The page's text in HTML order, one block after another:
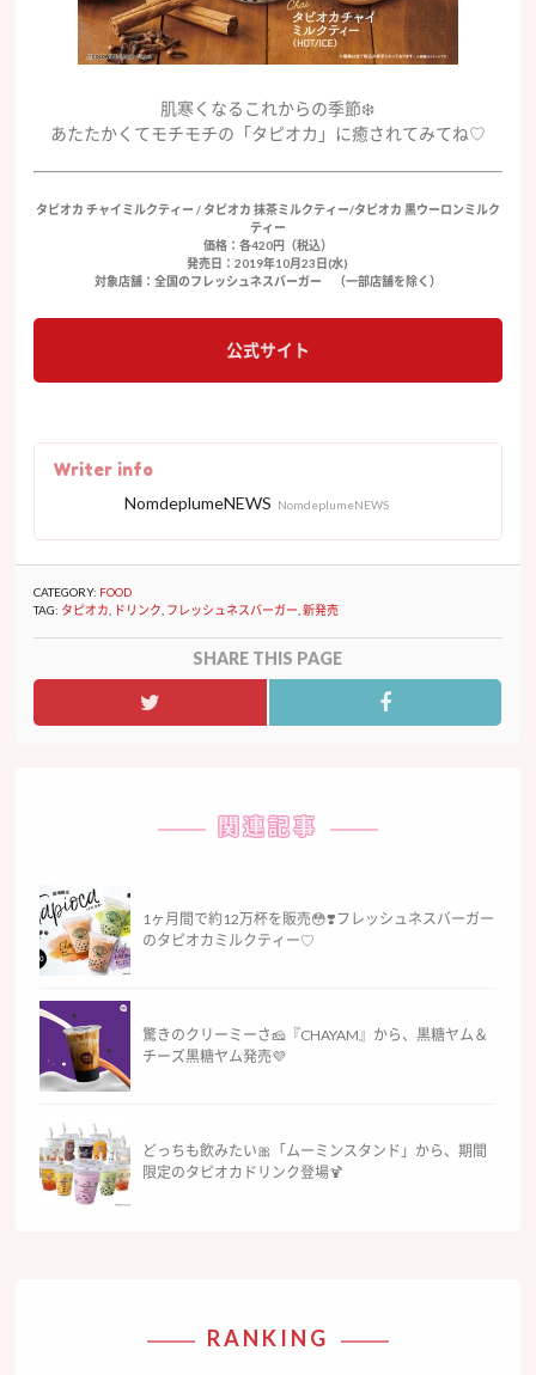
肌寒くなるこれからの季節❄️
あたたかくてモチモチの「タピオカ」に癒されてみてね♡
タピオカ チャイミルクティー / タピオカ 抹茶ミルクティー/タピオカ 黒ウーロンミルク
ティー
価格：各420円（税込）
発売日：2019年10月23日(水)
対象店舗：全国のフレッシュネスバーガー （一部店舗を除く）
公式サイト
Writer info
NomdeplumeNEWS NomdeplumeNEWS
CATEGORY: FOOD
TAG: タピオカ ドリンク フレッシュネスバーガー ,新発売
SHARE THIS PAGE
関連記事
1ヶ月間で約12万杯を販売😳❣️フレッシュネスバーガー
のタピオカミルクティー♡
驚きのクリーミーさ🧀『CHAYAM』から、黒糖ヤム＆
チーズ黒糖ヤム発売💜
どっちも飲みたい🎀「ムーミンスタンド」から、期間
限定のタピオカドリンク登場🍹
RANKING